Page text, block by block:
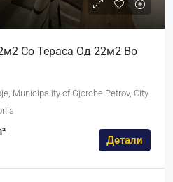
Со Тераса Од 22м2 Во
Municipality of Gjorche Petrov, City
Детали